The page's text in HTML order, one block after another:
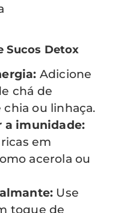
Sucos Detox
Adicione
chá de
ou linhaça.
a imunidade:
em
acerola ou
Use
toque de